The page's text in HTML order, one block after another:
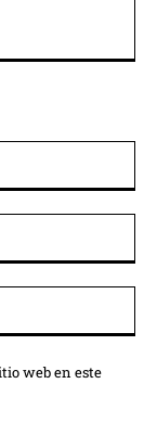
web en este